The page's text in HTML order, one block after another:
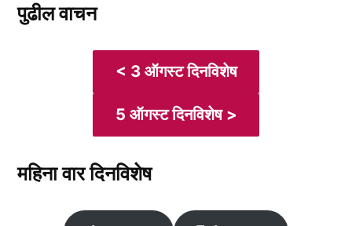
पुढील वाचन
< 3 ऑगस्ट दिनविशेष
5 ऑगस्ट दिनविशेष >
महिना वार दिनविशेष